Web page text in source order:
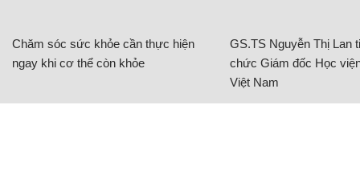
Chăm sóc sức khỏe cần thực hiện
ngay khi cơ thể còn khỏe
GS.TS Nguyễn Thị Lan
chức Giám đốc Học
Việt Nam